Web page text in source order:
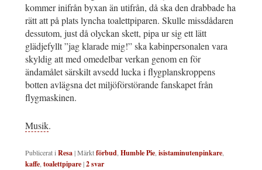
kommer inifrån byxan än utifrån, då ska den drabbade ha
rätt att på plats lyncha toalettpiparen. Skulle missdådaren
dessutom, just då olyckan skett, pipa ur sig ett lätt
glädjefyllt ”jag klarade mig!” ska kabinpersonalen vara
skyldig att med omedelbar verkan genom en för
ändamålet särskilt avsedd lucka i flygplanskroppens
botten avlägsna det miljöförstörande fanskapet från
flygmaskinen.
Musik.
Publicerat iResa|Märktförbud,Humble Pie,isistaminutenpinkare,
kaffe,toalettpipare|2svar